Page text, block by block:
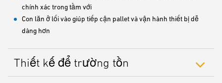
chính xác trong tầm với
Con lăn ở lối vào giúp tiếp cận pallet và vận hành thiết bị dễ
dàng hơn
Thiết kế để trường tồn